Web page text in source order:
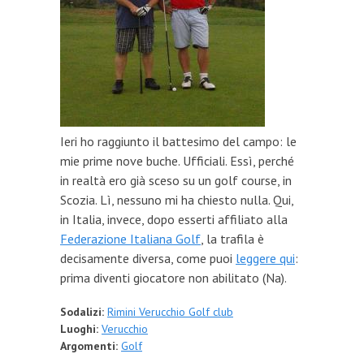
Ieri ho raggiunto il battesimo del campo: le
mie prime nove buche. Ufficiali. Essì, perché
in realtà ero già sceso su un golf course, in
Scozia. Lì, nessuno mi ha chiesto nulla. Qui,
in Italia, invece, dopo esserti affiliato alla
Federazione Italiana Golf, la trafila è
decisamente diversa, come puoi leggere qui:
prima diventi giocatore non abilitato (Na).
Sodalizi: Rimini Verucchio Golf club
Luoghi: Verucchio
Argomenti: Golf